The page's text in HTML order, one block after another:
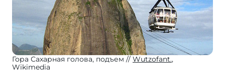
Гора Сахарная голова, подъем Wutzofant.,
Wikimedia